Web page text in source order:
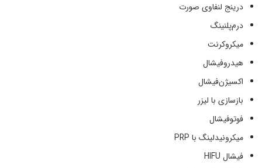
درینج لنفاوی صورت
درم‌پلنینگ
میکروکرنت
هیدروفیشال
اکسیژن‌فیشال
بازسازی با لیزر
فوتوفیشال
میکرونیدلینگ با PRP
فیشال HIFU